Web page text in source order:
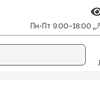
Пн-Пт 9:00–18:00